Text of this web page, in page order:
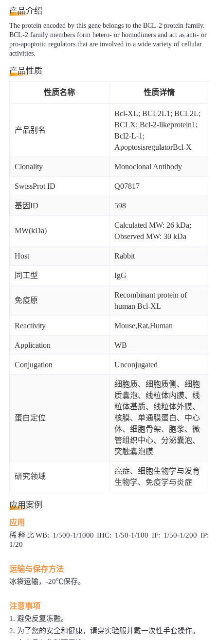
产品介绍
The protein encoded by this gene belongs to the BCL-2 protein family.
BCL-2 family members form hetero- or homodimers and act as anti- or
pro-apoptotic regulators that are involved in a wide variety of cellular
activities.
产品性质
性质名称 性质详情
产品别名
Bcl-XL; BCL2L1; BCL2L;
BCLX; Bcl-2-likeprotein1;
Bcl2-L-1;
ApoptosisregulatorBcl-X
Clonality Monoclonal Antibody
SwissProt ID Q07817
基因ID 598
MW(kDa)
Calculated MW: 26 kDa;
Observed MW: 30 kDa
Host Rabbit
同工型 IgG
免疫原
Recombinant protein of
human Bcl-XL
Reactivity Mouse,Rat,Human
Application WB
Conjugation Unconjugated
蛋白定位
细胞质、细胞质侧、细胞
质囊泡、线粒体内膜、线
粒体基质、线粒体外膜、
核膜、单通膜蛋白、中心
体、细胞骨架、胞浆、微
管组织中心、分泌囊泡、
突触囊泡膜
研究领域
癌症、细胞生物学与发育
生物学、免疫学与炎症
应用案例
应用
稀释比 WB: 1/500-1/1000 IHC: 1/50-1/100 IF: 1/50-1/200 IP:
1/20
运输与保存方法
冰袋运输， -20℃保存。
注意事项
1. 避免反复冻融。
2. 为了您的安全和健康，请穿实验服并戴一次性手套操作。